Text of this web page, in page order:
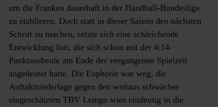
um die Franken dauerhaft in der Handball-Bundesliga
zu etablieren. Doch statt in dieser Saison den nächsten
Schritt zu machen, setzte sich eine schleichende
Entwicklung fort, die sich schon mit der 4:14-
Punktausbeute am Ende der vergangenen Spielzeit
angedeutet hatte. Die Euphorie war weg, die
Auftaktniederlage gegen den weitaus schwächer
eingeschätzten TBV Lemgo wies eindeutig in die